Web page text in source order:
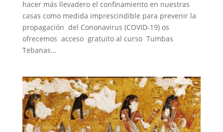
hacer más llevadero el confinamiento en nuestras
casas como medida imprescindible para prevenir la
propagación del Cononavirus (COVID-19) os
ofrecemos acceso gratuito al curso Tumbas
Tebanas...